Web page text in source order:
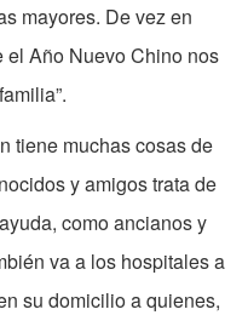
mayores. De vez en
el Año Nuevo Chino nos
tiene muchas cosas de
y amigos trata de
como ancianos y
va a los hospitales a
su domicilio a quienes,